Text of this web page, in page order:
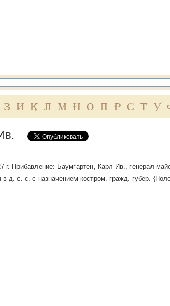
З И К Л М Н О П Р С Т У
г. Прибавление: Баумгартен, Карл Ив., генерал-
в д. с. с. с назначением костром. гражд. губер.